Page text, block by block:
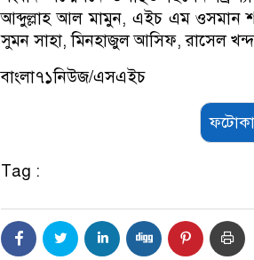
আব্দুল্লাহ আল মামুন, এইচ এম ওসমান
সুমন সাহা, মিনহাজুল আসিফ, রাসেল
বাংলা৭১নিউজ/এসএইচ
Tag :